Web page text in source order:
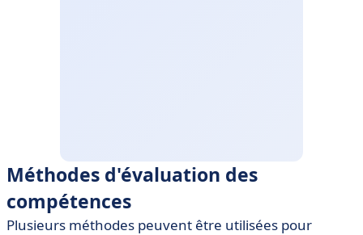
Méthodes d'évaluation des
compétences
Plusieurs méthodes peuvent être utilisées pour